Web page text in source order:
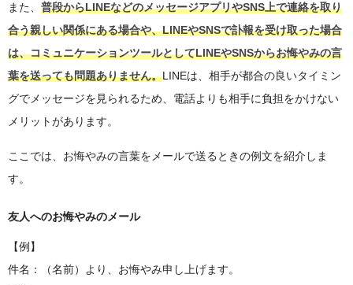
また、 普段からLINEなどのメッセージアプリやSNS上で連絡を取り
合う親しい関係にある場合や、LINEやSNSで訃報を受け取った場合
は、コミュニケーションツールとしてLINEやSNSからお悔やみの言
葉を送っても問題ありません。LINEは、相手が都合の良いタイミン
グでメッセージを見られるため、電話よりも相手に負担をかけない
メリットがあります。
ここでは、お悔やみの言葉をメールで送るときの例文を紹介しま
す。
友人へのお悔やみのメール
【例】
件名：（名前）より、お悔やみ申し上げます。